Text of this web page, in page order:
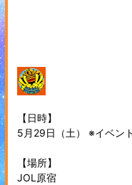
【日時】
5月29日（土） ※イベン
【場所】
JOL原宿